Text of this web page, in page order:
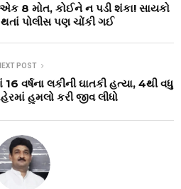
8 મોત, કોઈને ન પડી શંકા! સાયકો
થતાં પોલીસ પણ ચોંકી ગઈ
POST
વર્ષના લકીની ઘાતકી હત્યા, 4થી વધુ
હુમલો કરી જીવ લીધો